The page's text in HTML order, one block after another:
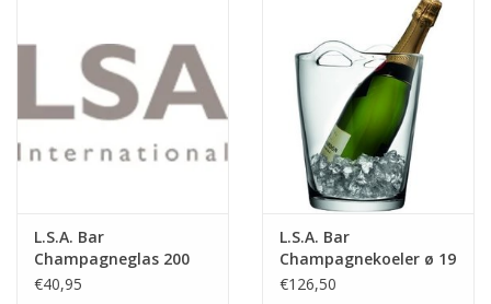
L.S.A. Bar
Champagneglas 200
ml Set van 2 Stuks
€40,95
L.S.A. Bar
Champagnekoeler ø 19
cm
€126,50